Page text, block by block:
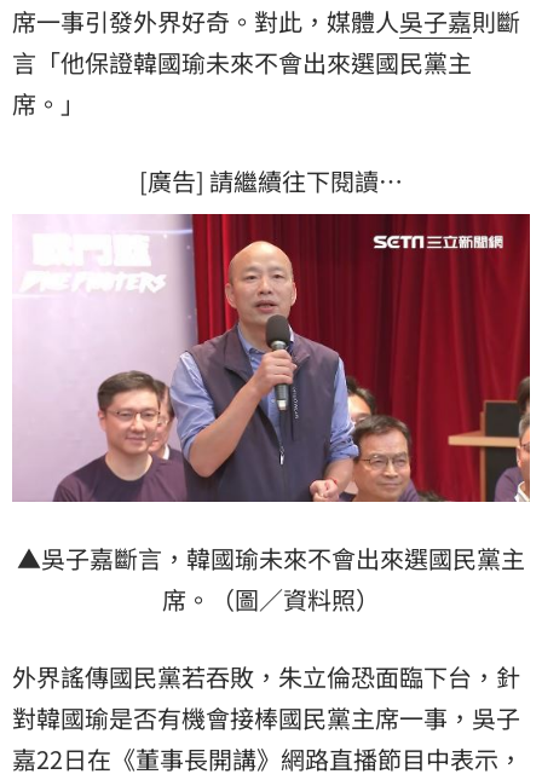
席一事引發外界好奇。對此，媒體人吳子嘉則斷
言「他保證韓國瑜未來不會出來選國民黨主
席。」
[廣告] 請繼續往下閱讀…
▲吳子嘉斷言，韓國瑜未來不會出來選國民黨主
席。（圖／資料照）
外界謠傳國民黨若吞敗，朱立倫恐面臨下台，針
對韓國瑜是否有機會接棒國民黨主席一事，吳子
嘉22日在《董事長開講》網路直播節目中表示，